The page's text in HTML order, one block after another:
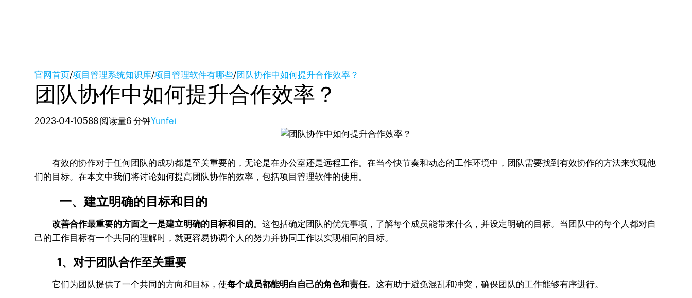
官网首页/项目管理系统知识库/项目管理软件有哪些/团队协作中如何提升合作效率？
团队协作中如何提升合作效率？
2023-04-10588 阅读量6 分钟Yunfei
有效的协作对于任何团队的成功都是至关重要的，无论是在办公室还是远程工作。在当今快节奏和动态的工作环境中，团队需要找到有效协作的方法来实现他
们的目标。在本文中我们将讨论如何提高团队协作的效率，包括项目管理软件的使用。
一、建立明确的目标和目的
改善合作最重要的方面之一是建立明确的目标和目的。这包括确定团队的优先事项，了解每个成员能带来什么，并设定明确的目标。当团队中的每个人都对自
己的工作目标有一个共同的理解时，就更容易协调个人的努力并协同工作以实现相同的目标。
1、对于团队合作至关重要
它们为团队提供了一个共同的方向和目标，使每个成员都能明白自己的角色和责任。这有助于避免混乱和冲突，确保团队的工作能够有序进行。